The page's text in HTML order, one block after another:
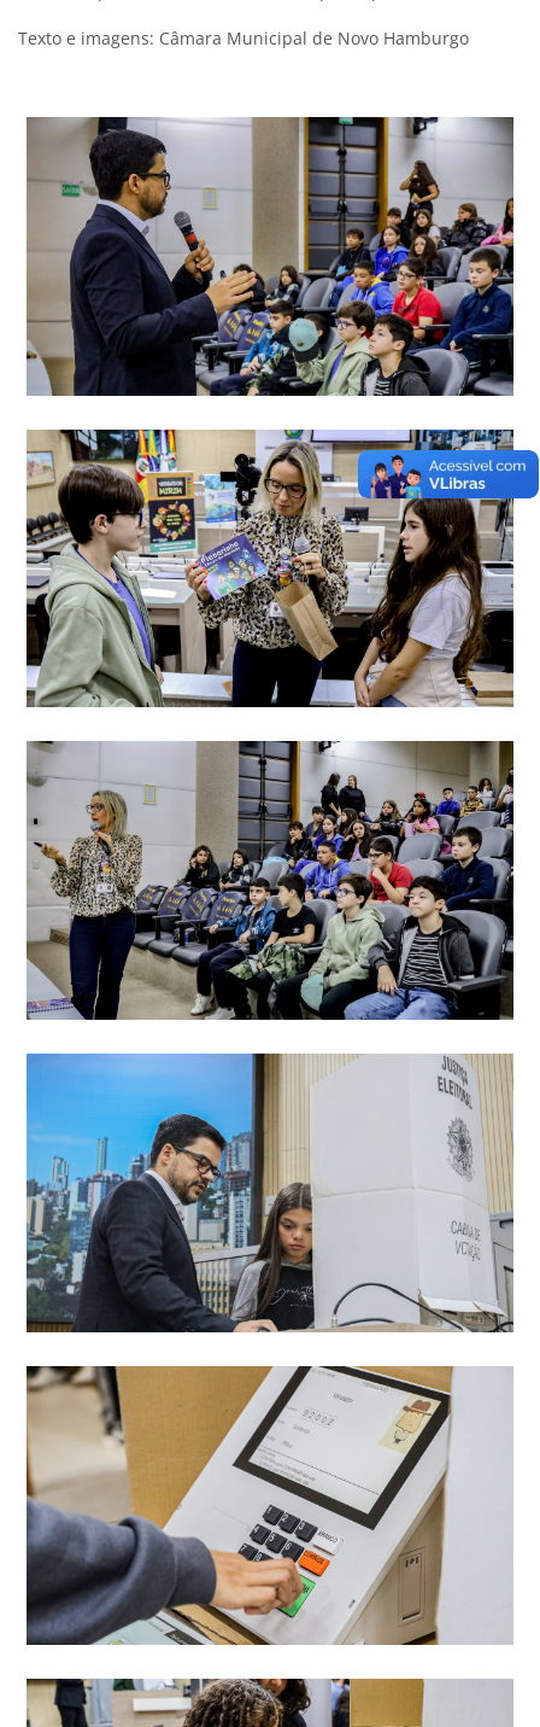
Texto e imagens: Câmara Municipal de Novo Hamburgo